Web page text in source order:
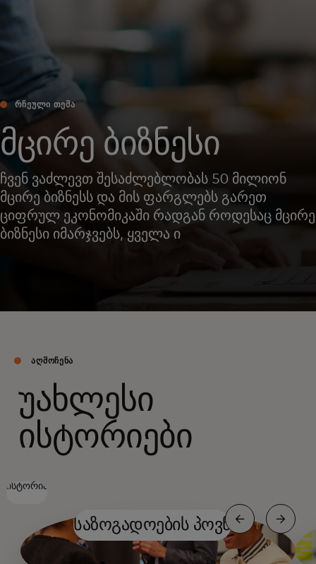
ᲠᲩᲔᲣᲚᲘ ᲗᲔᲛᲐ
მცირე ბიზნესი
ჩვენ ვაძლევთ შესაძლებლობას 50 მილიონ
მცირე ბიზნესს და მის ფარგლებს გარეთ
ციფრულ ეკონომიკაში რადგან როდესაც მცირე
ბიზნესი იმარჯვებს, ყველა ი
ᲐᲦᲛᲝᲩᲔᲜᲐ
უახლესი
ისტორიები
ისტორია
საზოგადოების პოვნ